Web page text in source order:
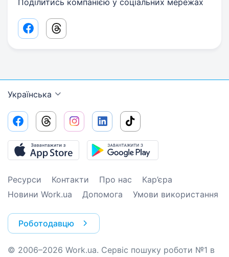
Поділитись компанією у соціальних мережах
Facebook share link
Threads share link
Українська
Ресурси Контакти Про нас
Кар’єра
Новини Work.ua
Допомога Умови використання
Роботодавцю
© 2006–2026 Work.ua. Сервіс пошуку роботи №1 в